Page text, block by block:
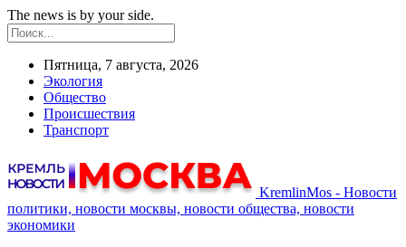
The news is by your side.
Пятница, 7 августа, 2026
Экология
Общество
Происшествия
Транспорт
KremlinMos - Новости
политики, новости москвы, новости общества, новости
экономики